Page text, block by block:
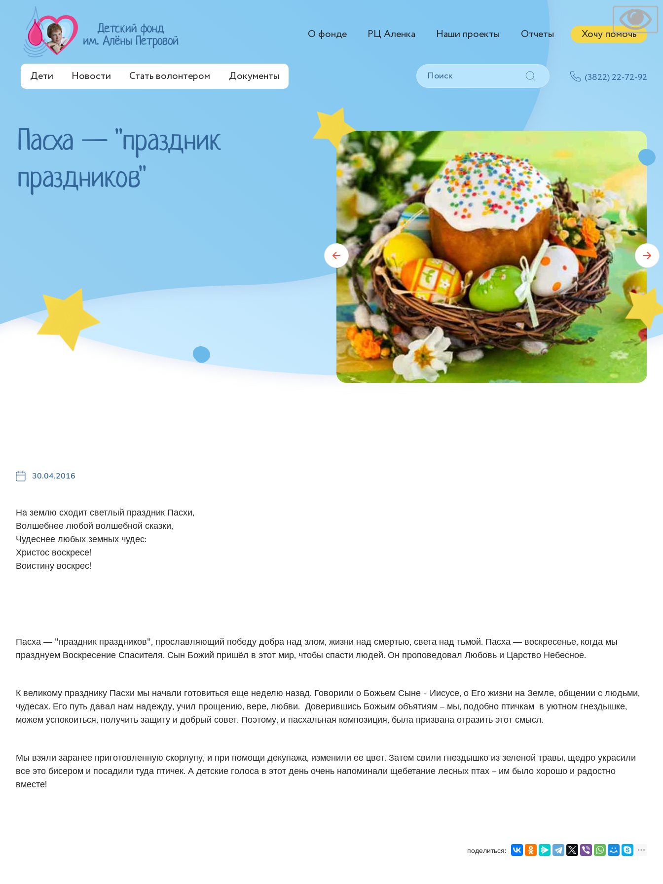
О фонде РЦ Аленка Наши проекты Отчеты Хочу помочь
Дети Новости Стать волонтером Документы (3822) 22-72-92
Пасха — "праздник
праздников"
30.04.2016
На землю сходит светлый праздник Пасхи,
Волшебнее любой волшебной сказки,
Чудеснее любых земных чудес:
Христос воскресе!
Воистину воскрес!
Пасха — "праздник праздников", прославляющий победу добра над злом, жизни над смертью, света над тьмой. Пасха — воскресенье, когда мы
празднуем Воскресение Спасителя. Сын Божий пришёл в этот мир, чтобы спасти людей. Он проповедовал Любовь и Царство Небесное.
К великому празднику Пасхи мы начали готовиться еще неделю назад. Говорили о Божьем Сыне - Иисусе, о Его жизни на Земле, общении с людьми,
чудесах. Его путь давал нам надежду, учил прощению, вере, любви. Доверившись Божьим объятиям – мы, подобно птичкам в уютном гнездышке,
можем успокоиться, получить защиту и добрый совет. Поэтому, и пасхальная композиция, была призвана отразить этот смысл.
Мы взяли заранее приготовленную скорлупу, и при помощи декупажа, изменили ее цвет. Затем свили гнездышко из зеленой травы, щедро украсили
все это бисером и посадили туда птичек. А детские голоса в этот день очень напоминали щебетание лесных птах – им было хорошо и радостно
вместе!
поделиться: